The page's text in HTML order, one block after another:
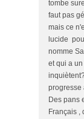
tombe
faut pas
mais ce
lucide
nomme
et qui a
progresse
Des pans
Français ,